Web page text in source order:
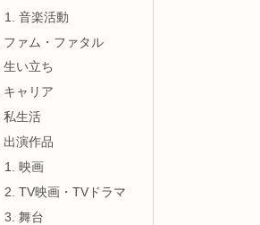
音楽活動
ファム・ファタル
生い立ち
キャリア
私生活
出演作品
映画
TV映画・TVドラマ
舞台